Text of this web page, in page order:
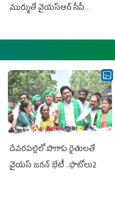
ముర్ముతో వైయ‌స్ఆర్ సీపీ
ఎమ్మెల్యేలు, ఎంపీల స‌మావేశం
దేవరపల్లిలో పొగాకు రైతులతో
వైయస్ జగన్ భేటీ ..ఫొటోలు2